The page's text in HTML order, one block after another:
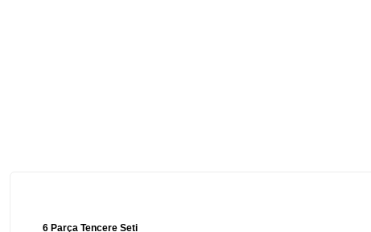
6 Parça Tencere Seti